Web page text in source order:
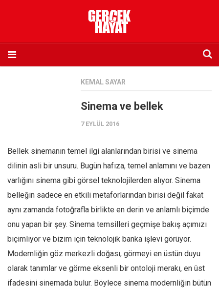
Eksik sayıların temini
Sosyal Medya
Twitter
Facebook
Instagram
YouTube
Editörden
KEMAL SAYAR
Sinema ve bellek
7 EYLÜL 2016
Bellek sinemanın temel ilgi alanlarından birisi ve sinema
dilinin asli bir unsuru. Bugün hafıza, temel anlamını ve bazen
varlığını sinema gibi görsel teknolojilerden alıyor. Sinema
belleğin sadece en etkili metaforlarından birisi değil fakat
aynı zamanda fotoğrafla birlikte en derin ve anlamlı biçimde
onu yapan bir şey. Sinema temsilleri geçmişe bakış açımızı
biçimliyor ve bizim için teknolojik banka işlevi görüyor.
Modernliğin göz merkezli doğası, görmeyi en üstün duyu
olarak tanımlar ve görme eksenli bir ontoloji merakı, en üst
ifadesini sinemada bulur. Böylece sinema modernliğin bütün